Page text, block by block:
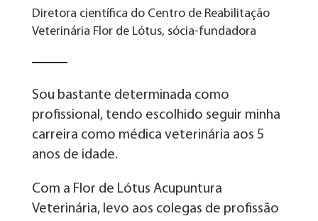
Diretora científica do Centro de Reabilitação
Veterinária Flor de Lótus, sócia-fundadora
Sou bastante determinada como
profissional, tendo escolhido seguir minha
carreira como médica veterinária aos 5
anos de idade.
Com a Flor de Lótus Acupuntura
Veterinária, levo aos colegas de profissão